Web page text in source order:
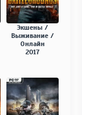
Экшены /
Выживание /
Онлайн
2017